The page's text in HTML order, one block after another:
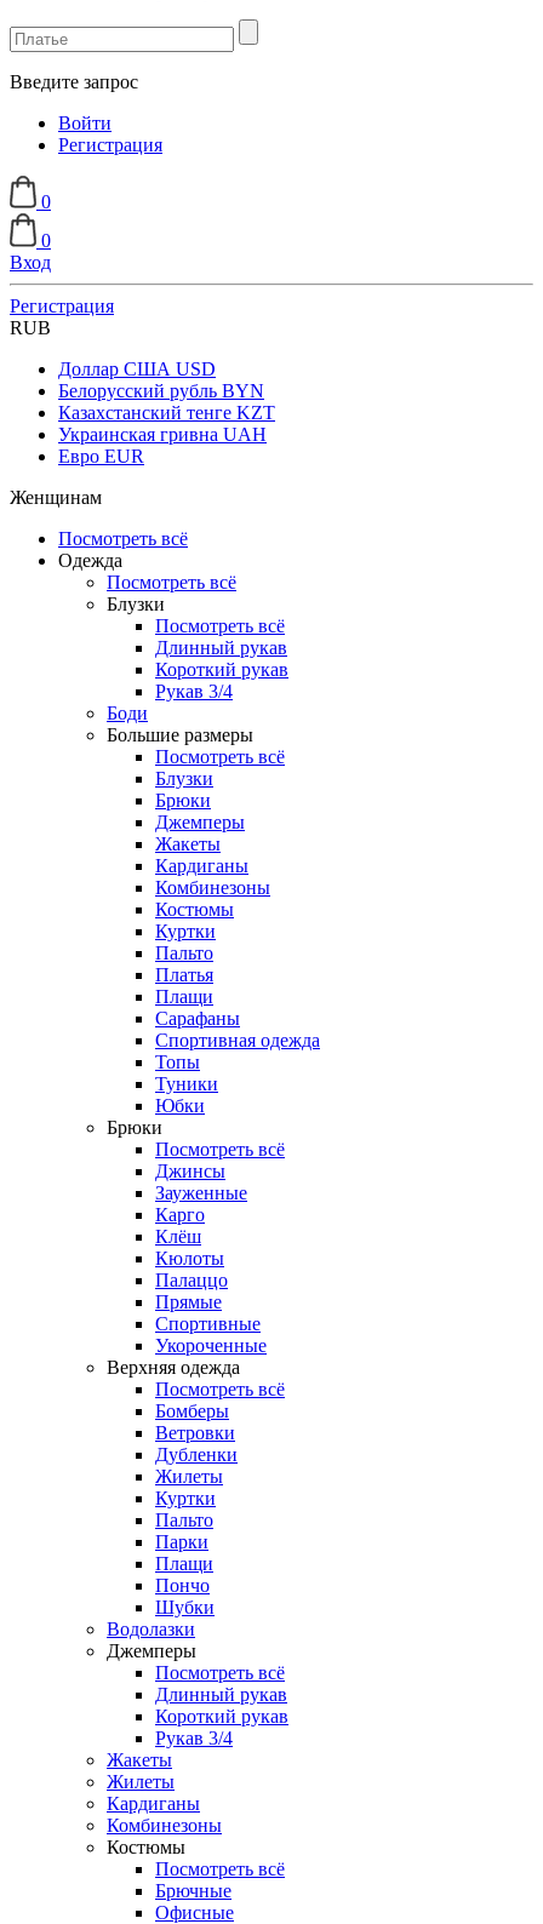
Введите запрос
Войти
Регистрация
0
0
Вход
Регистрация
RUB
Доллар США USD
Белорусский рубль BYN
Казахстанский тенге KZT
Украинская гривна UAH
Евро EUR
Женщинам
Посмотреть всё
Одежда
Посмотреть всё
Блузки
Посмотреть всё
Длинный рукав
Короткий рукав
Рукав 3/4
Боди
Большие размеры
Посмотреть всё
Блузки
Брюки
Джемперы
Жакеты
Кардиганы
Комбинезоны
Костюмы
Куртки
Пальто
Платья
Плащи
Сарафаны
Спортивная одежда
Топы
Туники
Юбки
Брюки
Посмотреть всё
Джинсы
Зауженные
Карго
Клёш
Кюлоты
Палаццо
Прямые
Спортивные
Укороченные
Верхняя одежда
Посмотреть всё
Бомберы
Ветровки
Дубленки
Жилеты
Куртки
Пальто
Парки
Плащи
Пончо
Шубки
Водолазки
Джемперы
Посмотреть всё
Длинный рукав
Короткий рукав
Рукав 3/4
Жакеты
Жилеты
Кардиганы
Комбинезоны
Костюмы
Посмотреть всё
Брючные
Офисные